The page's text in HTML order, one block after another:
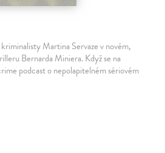
Martina Servaze v novém,
Bernarda Miniera. Když se na
podcast o nepolapitelném sériovém